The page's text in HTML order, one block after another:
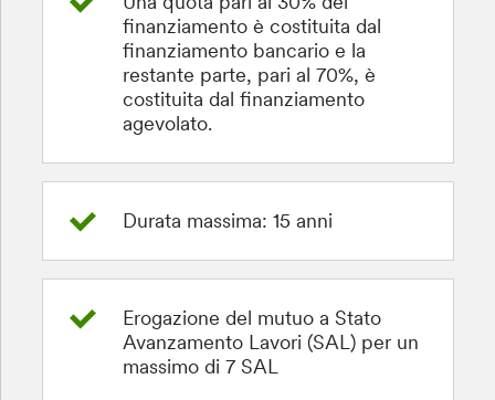
finanziamento è costituita dal
finanziamento bancario e la
restante parte, pari al 70%, è
costituita dal finanziamento
agevolato.
Durata massima: 15 anni
Erogazione del mutuo a Stato
Avanzamento Lavori (SAL) per un
massimo di 7 SAL